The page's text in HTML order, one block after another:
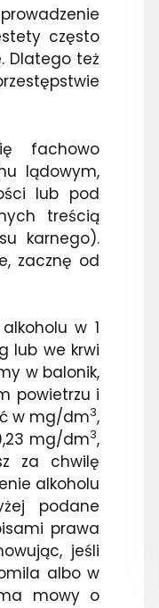
często
Dlatego też
fachowo
lądowym,
lub pod
treścią
karnego).
zacznę od
w 1
lub we krwi
w balonik,
powietrzu i
w mg/dm3,
mg/dm3,
za chwilę
alkoholu
podane
prawa
jeśli
albo w
mowy o